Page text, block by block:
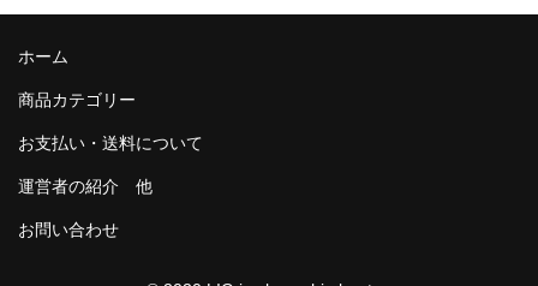
ホーム
商品カテゴリー
お支払い・送料について
運営者の紹介 他
お問い合わせ